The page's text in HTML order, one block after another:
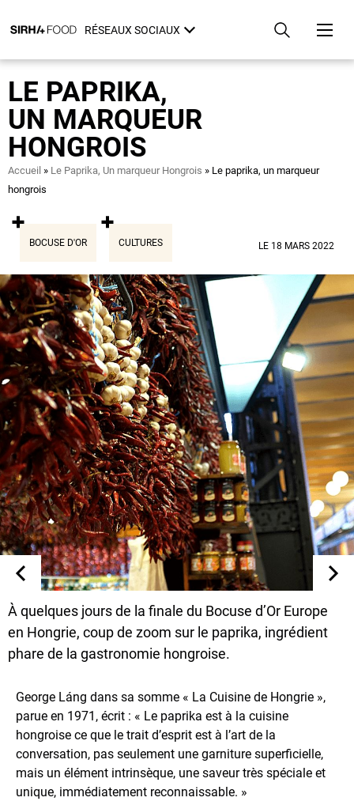
au
principal
RÉSEAUX SOCIAUX
LE PAPRIKA,
UN MARQUEUR
HONGROIS
Fil
d'Ariane
Accueil Le Paprika, Un marqueur Hongrois
Le paprika, un marqueur
hongrois
BOCUSE D'OR CULTURES LE 18 MARS 2022
À quelques jours de la finale du Bocuse d’Or Europe
en Hongrie, coup de zoom sur le paprika, ingrédient
phare de la gastronomie hongroise.
George Láng dans sa somme « La Cuisine de Hongrie »,
parue en 1971, écrit : « Le paprika est à la cuisine
hongroise ce que le trait d’esprit est à l’art de la
conversation, pas seulement une garniture superficielle,
mais un élément intrinsèque, une saveur très spéciale et
unique, immédiatement reconnaissable. »